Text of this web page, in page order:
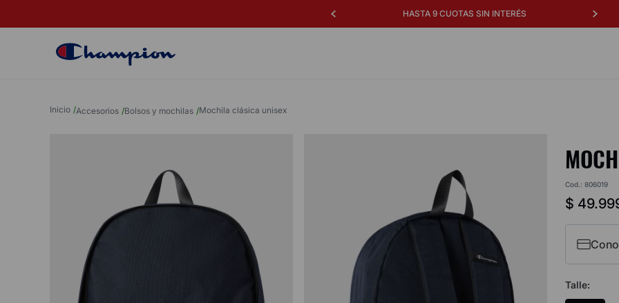
HASTA 9 CUOTAS SIN INTERÉS
accesorios bolsos y mochilas mochila clásica unisex
Cod. : 806019
$ 49.
Talle: